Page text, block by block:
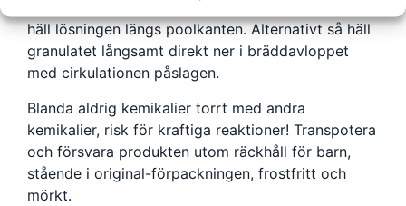
häll lösningen längs poolkanten. Alternativt så häll
granulatet långsamt direkt ner i bräddavloppet
med cirkulationen påslagen.
Blanda aldrig kemikalier torrt med andra
kemikalier, risk för kraftiga reaktioner! Transpotera
och försvara produkten utom räckhåll för barn,
stående i original-förpackningen, frostfritt och
mörkt.